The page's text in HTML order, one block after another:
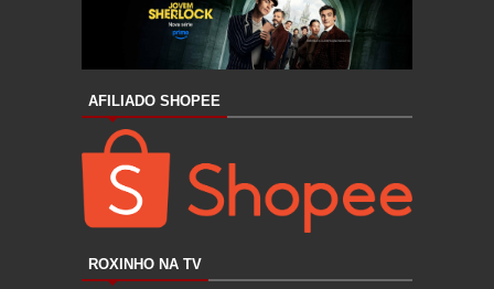
AFILIADO SHOPEE
ROXINHO NA TV